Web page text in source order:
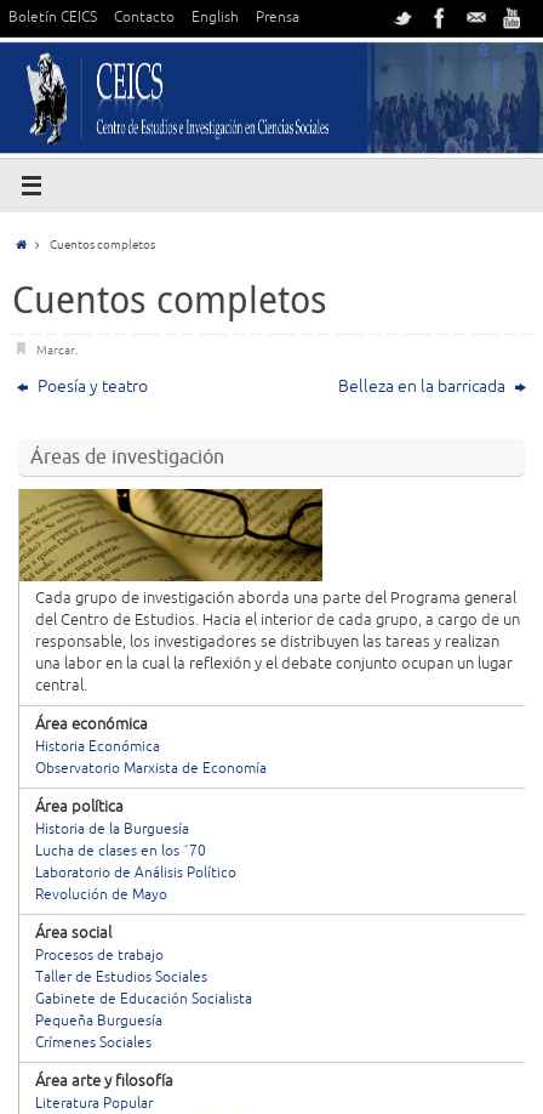
Boletín CEICS Contacto English Prensa
Cuentos completos
Cuentos completos
Marcar.
Poesía y teatro Belleza en la barricada
Áreas de investigación
Cada grupo de investigación aborda una parte del Programa general
del Centro de Estudios. Hacia el interior de cada grupo, a cargo de un
responsable, los investigadores se distribuyen las tareas y realizan
una labor en la cual la reflexión y el debate conjunto ocupan un lugar
central.
Área económica
Historia Económica
Observatorio Marxista de Economía
Área política
Historia de la Burguesía
Lucha de clases en los ´70
Laboratorio de Análisis Político
Revolución de Mayo
Área social
Procesos de trabajo
Taller de Estudios Sociales
Gabinete de Educación Socialista
Pequeña Burguesía
Crímenes Sociales
Área arte y filosofía
Literatura Popular